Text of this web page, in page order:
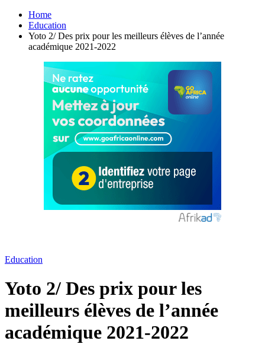
Home
Education
Yoto 2/ Des prix pour les meilleurs élèves de l’année
académique 2021-2022
Education
Yoto 2/ Des prix pour les
meilleurs élèves de l’année
académique 2021-2022